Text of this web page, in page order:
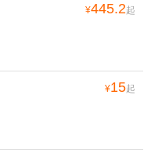
¥445.2起
¥15起